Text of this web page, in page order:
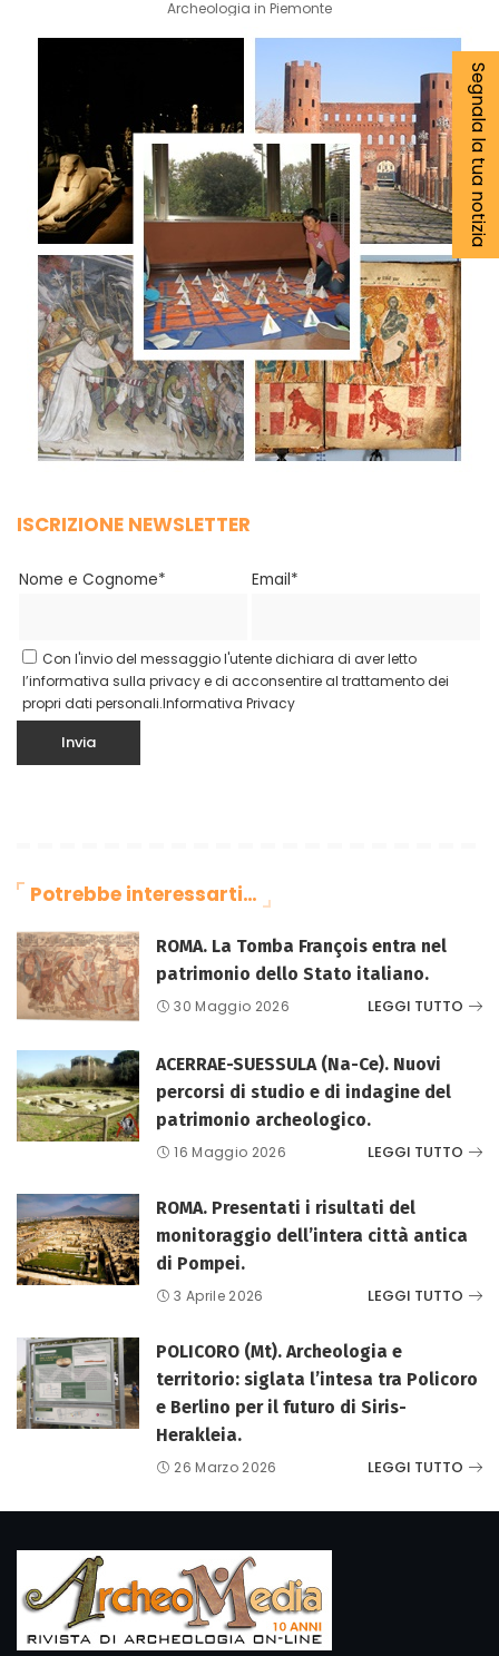
Archeologia in Piemonte
ISCRIZIONE NEWSLETTER
Nome e Cognome* Email*
Con l'invio del messaggio l'utente dichiara di aver letto
l’informativa sulla privacy e di acconsentire al trattamento dei
propri dati personali.Informativa Privacy
Potrebbe interessarti…
ROMA. La Tomba François entra nel
patrimonio dello Stato italiano.
30 Maggio 2026 LEGGI TUTTO
ACERRAE-SUESSULA (Na-Ce). Nuovi
percorsi di studio e di indagine del
patrimonio archeologico.
16 Maggio 2026 LEGGI TUTTO
ROMA. Presentati i risultati del
monitoraggio dell’intera città antica
di Pompei.
3 Aprile 2026 LEGGI TUTTO
POLICORO (Mt). Archeologia e
territorio: siglata l’intesa tra Policoro
e Berlino per il futuro di Siris-
Herakleia.
26 Marzo 2026 LEGGI TUTTO
Segnala la tua notizia